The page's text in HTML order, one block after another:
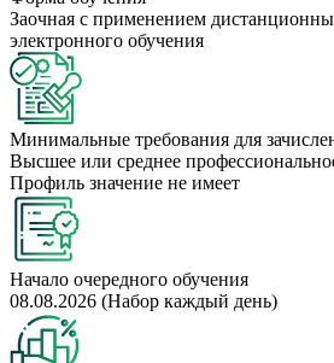
Заочная с применением
электронного обучения
Минимальные требования для
Высшее или среднее
Профиль значение не имеет
Начало очередного обучения
08.08.2026 (Набор каждый день)